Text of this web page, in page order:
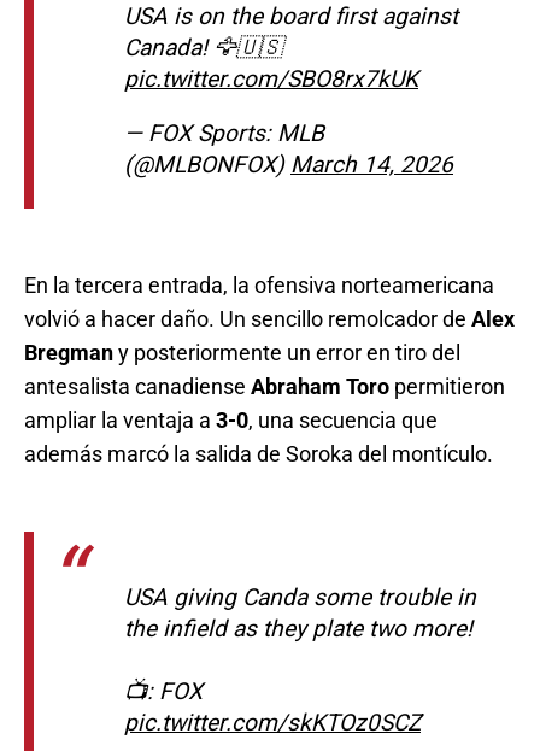
USA is on the board first against
Canada! 🦅🇺🇸
pic.twitter.com/SBO8rx7kUK
— FOX Sports: MLB
(@MLBONFOX) March 14, 2026
En la tercera entrada, la ofensiva norteamericana
volvió a hacer daño. Un sencillo remolcador de Alex
Bregmany posteriormente un error en tiro del
antesalista canadiense Abraham Toro permitieron
ampliar la ventaja a 3-0, una secuencia que
además marcó la salida de Soroka del montículo.
USA giving Canda some trouble in
the infield as they plate two more!
📺: FOX
pic.twitter.com/skKTOz0SCZ